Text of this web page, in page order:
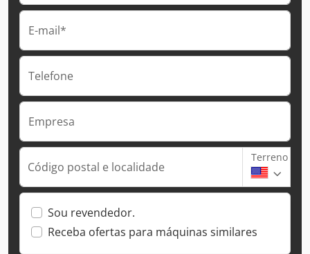
E-mail*
Telefone
Empresa
Código postal e localidade
Terreno
Sou revendedor.
Receba ofertas para máquinas similares